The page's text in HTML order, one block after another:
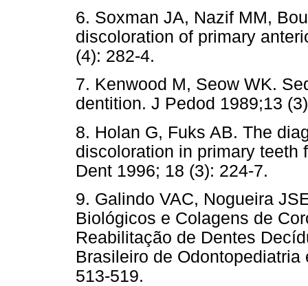
6. Soxman JA, Nazif MM,
discoloration of primary
(4): 282-4.
7. Kenwood M, Seow WK.
dentition. J Pedod 1989;13
8. Holan G, Fuks AB. The
discoloration in primary teeth
Dent 1996; 18 (3): 224-7.
9. Galindo VAC, Nogueira
Biológicos e Colagens de
Reabilitação de Dentes
Brasileiro de
513-519.